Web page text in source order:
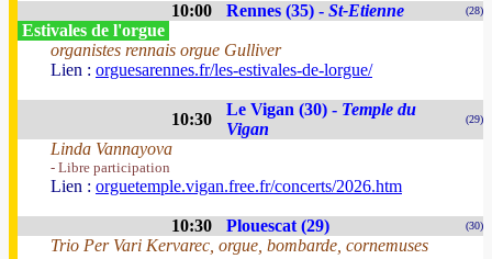
10:00 Rennes (35) - St-Etienne (28)
Estivales de l'orgue
organistes rennais orgue Gulliver
Lien : orguesarennes.fr/les-estivales-de-lorgue/
10:30
Le Vigan (30) - Temple du
Vigan
(29)
Linda Vannayova
- Libre participation
Lien : orguetemple.vigan.free.fr/concerts/2026.htm
10:30 Plouescat (29) (30)
Trio Per Vari Kervarec, orgue, bombarde, cornemuses